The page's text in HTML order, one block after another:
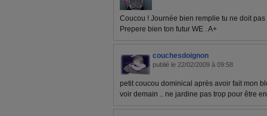
Coucou ! Journée bien remplie tu ne doit
Prepere bien ton futur WE . A+
couchesdoignon
publié le 22/02/2009 à 09:58
petit coucou dominical après avoir fait mon
voir demain .. ne jardine pas trop pour être